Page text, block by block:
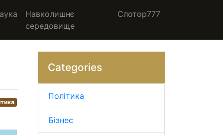
Навколишнє
середовище
Слотор777
Categories
Політика
Бізнес